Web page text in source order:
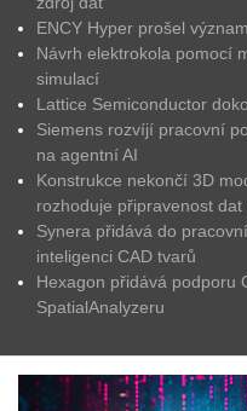
ENCY Hyper prošel
Návrh elektrokola pomocí
simulací
Lattice Semiconductor
Siemens rozvíjí pracovní
na agentní AI
Konstrukce nekončí 3D
rozhoduje připravenost dat
Synera přidává do
inteligenci CAD tvarů
Hexagon přidává podporu
SpatialAnalyzeru